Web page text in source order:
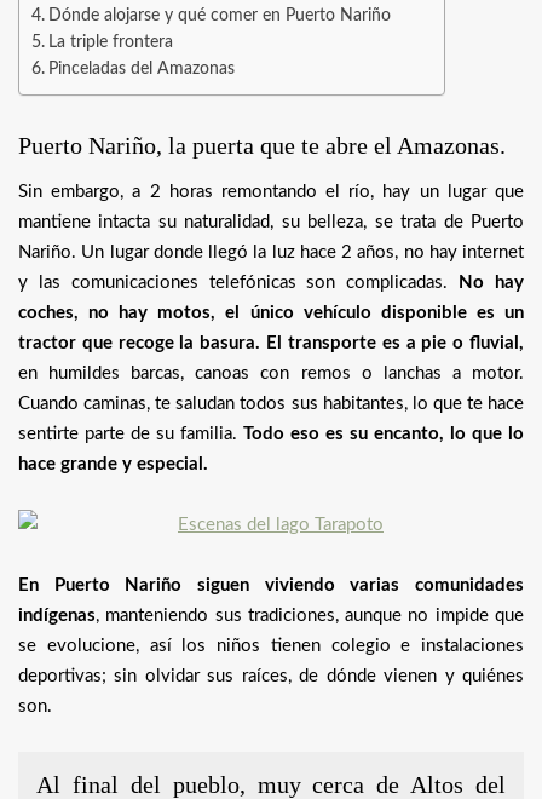
Dónde alojarse y qué comer en Puerto Nariño
La triple frontera
Pinceladas del Amazonas
Puerto Nariño, la puerta que te abre el Amazonas.
Sin embargo, a 2 horas remontando el río, hay un lugar que
mantiene intacta su naturalidad, su belleza, se trata de Puerto
Nariño. Un lugar donde llegó la luz hace 2 años, no hay internet
y las comunicaciones telefónicas son complicadas.
No hay
coches, no hay motos, el único vehículo disponible es un
tractor que recoge la basura. El transporte es a pie o fluvial,
en humildes barcas, canoas con remos o lanchas a motor.
Cuando caminas, te saludan todos sus habitantes, lo que te hace
sentirte parte de su familia. Todo eso es su encanto, lo que lo
hace grande y especial.
En Puerto Nariño siguen viviendo varias comunidades
indígenas, manteniendo sus tradiciones, aunque no impide que
se evolucione, así los niños tienen colegio e instalaciones
deportivas; sin olvidar sus raíces, de dónde vienen y quiénes
son.
Al final del pueblo, muy cerca de Altos del